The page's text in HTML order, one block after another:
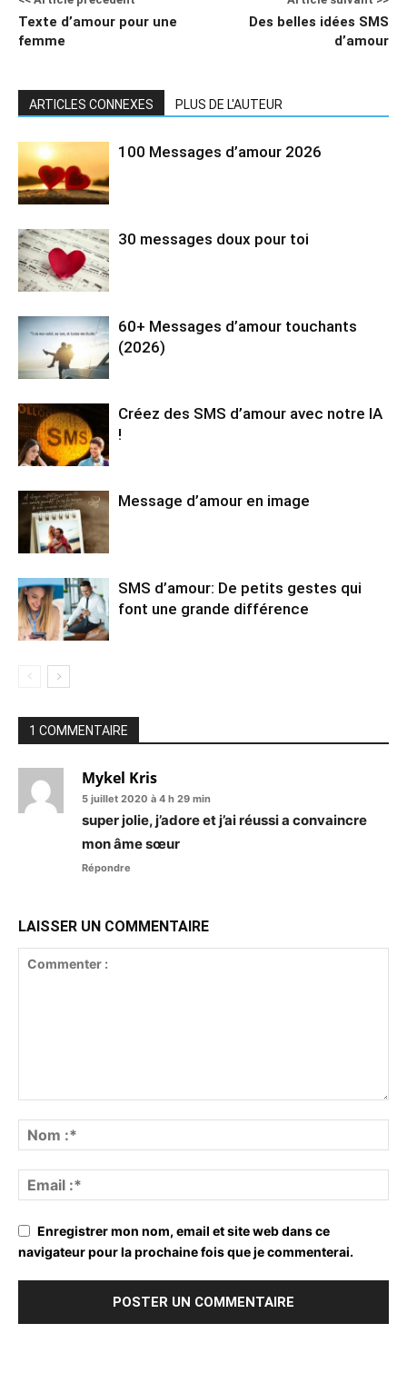
Texte d’amour pour une
femme
Des belles idées SMS
d’amour
ARTICLES CONNEXES PLUS DE L'AUTEUR
100 Messages d’amour 2026
30 messages doux pour toi
60+ Messages d’amour touchants
(2026)
Créez des SMS d’amour avec notre IA
!
Message d’amour en image
SMS d’amour: De petits gestes qui
font une grande différence
1 COMMENTAIRE
Mykel Kris
5 juillet 2020 à 4 h 29 min
super jolie, j’adore et j’ai réussi a convaincre
mon âme sœur
Répondre
LAISSER UN COMMENTAIRE
Enregistrer mon nom, email et site web dans ce
navigateur pour la prochaine fois que je commenterai.